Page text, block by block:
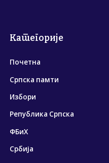
Категорије
Почетна
Српска памти
Избори
Република Српска
ФБиХ
Србија